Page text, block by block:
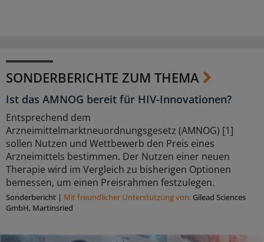
SONDERBERICHTE ZUM THEMA
Ist das AMNOG bereit für HIV-Innovationen?
Entsprechend dem
Arzneimittelmarktneuordnungsgesetz (AMNOG) [1]
sollen Nutzen und Wettbewerb den Preis eines
Arzneimittels bestimmen. Der Nutzen einer neuen
Therapie wird im Vergleich zu bisherigen Optionen
bemessen, um einen Preisrahmen festzulegen.
Sonderbericht | Mit freundlicher Unterstützung von: Gilead Sciences
GmbH, Martinsried